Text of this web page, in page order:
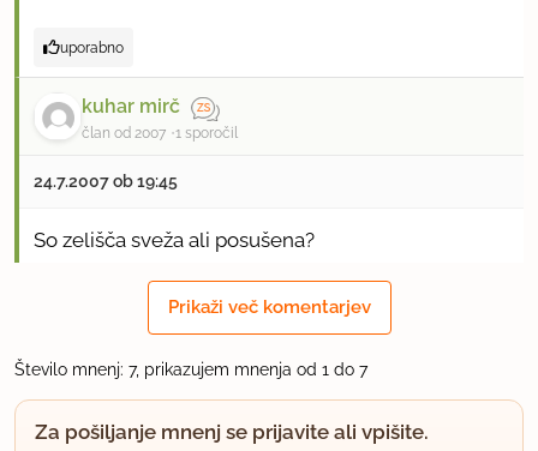
uporabno
kuhar mirč
član od 2007 1 sporočil
24.7.2007 ob 19:45
So zelišča sveža ali posušena?
Prikaži več komentarjev
Število mnenj: 7, prikazujem mnenja od 1 do 7
Za pošiljanje mnenj se prijavite ali vpišite.